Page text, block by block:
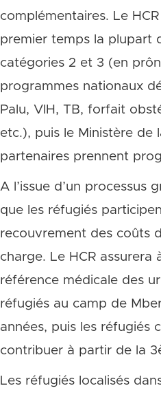
complémentaires. Le
premier temps la plupart
catégories 2 et 3 (en
programmes nationaux
Palu, VIH, TB, forfait
etc.), puis le Ministère de
partenaires prennent
A l’issue d’un processus
que les réfugiés
recouvrement des coûts
charge. Le HCR assurera
référence médicale des
réfugiés au camp de
années, puis les réfugiés
contribuer à partir de la
Les réfugiés localisés